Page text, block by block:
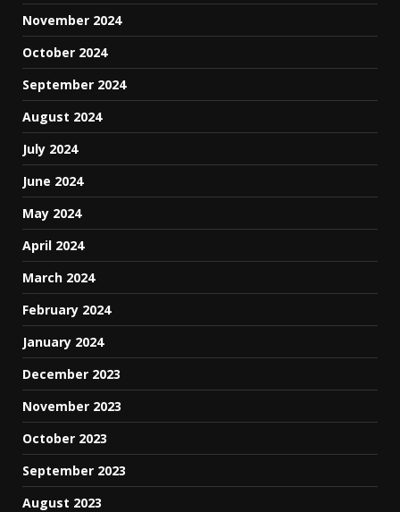
November 2024
October 2024
September 2024
August 2024
July 2024
June 2024
May 2024
April 2024
March 2024
February 2024
January 2024
December 2023
November 2023
October 2023
September 2023
August 2023